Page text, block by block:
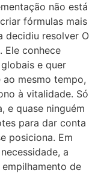
não está
fórmulas mais
decidiu resolver O
Ele conhece
e quer
mesmo tempo,
à vitalidade. Só
e quase ninguém
para dar conta
posiciona. Em
a
de